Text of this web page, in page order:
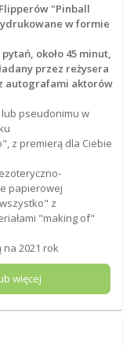
"Pinball
w formie
około 45 minut,
przez reżysera
autografami aktorów
pseudonimu w
z premierą dla Ciebie
papierowej
z
"making of"
2021 rok
więcej